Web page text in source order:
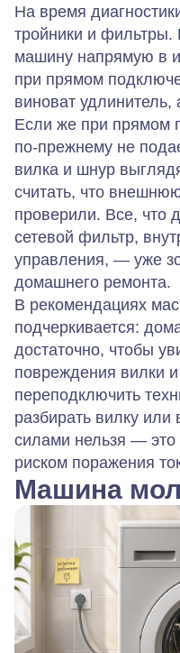
На время
тройники и
машину напрямую в
при прямом
виноват
Если же при прямом
по‑прежнему не
вилка и шнур
считать, что
проверили. Все,
сетевой фильтр,
управления, — уже
домашнего ремонта.
В рекомендациях
подчеркивается:
достаточно, чтобы
повреждения вилки
переподключить
разбирать вилку
силами нельзя —
риском поражения
Машина